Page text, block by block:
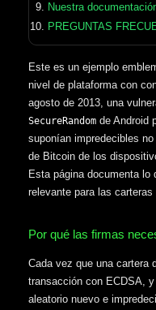
Nuestra
PREGUNTAS
Este es un ejemplo
nivel de plataforma con
agosto de 2013, una
SecureRandom de Android
suponían impredecibles
de Bitcoin de los
Esta página documenta lo
relevante para las carteras
Por qué las firmas
Cada vez que una cartera
transacción con ECDSA,
aleatorio nuevo e